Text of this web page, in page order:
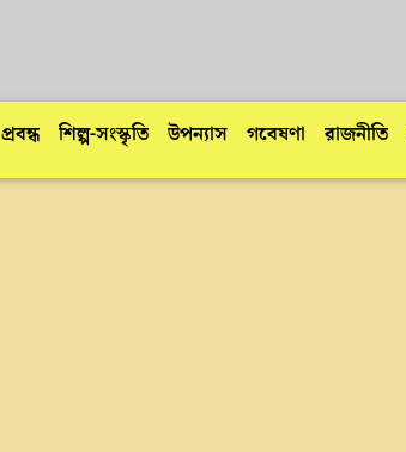
প্রবন্ধ শিল্প-সংস্কৃতি উপন্যাস গবেষণা রাজনীতি